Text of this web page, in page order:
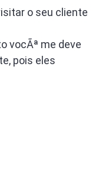
o seu cliente
vocÃª me deve
pois eles